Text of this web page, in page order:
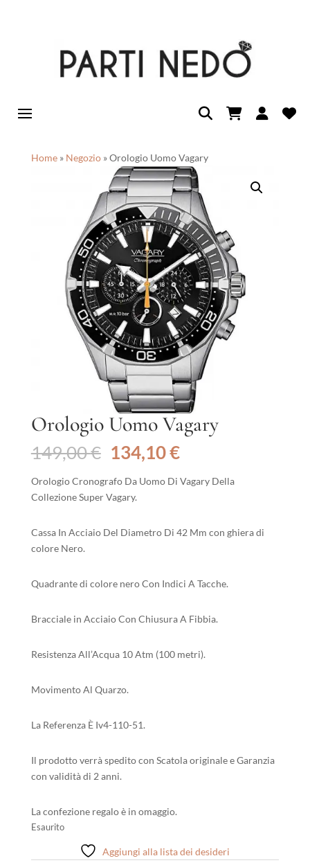
Home» Negozio»Orologio Uomo Vagary
Orologio Uomo Vagary
149,00€ Il
prezzo
originale
era:
134,10€Il
attuale
Orologio Cronografo Da Uomo Di Vagary Della
Collezione Super Vagary.
Cassa In Acciaio Del Diametro Di 42 Mm con ghiera di
colore Nero.
Quadrante di colore nero Con Indici A Tacche.
Bracciale in Acciaio Con Chiusura A Fibbia.
Resistenza All’Acqua 10 Atm (100 metri).
Movimento Al Quarzo.
La Referenza È Iv4-110-51.
Il prodotto verrà spedito con Scatola originale e Garanzia
con validità di 2 anni.
La confezione regalo è in omaggio.
Esaurito
Aggiungi alla lista dei desideri